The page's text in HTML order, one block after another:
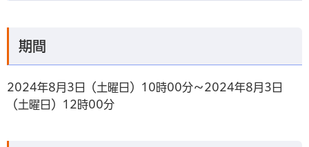
期間
2024年8月3日（土曜日）10時00分～2024年8月3日
（土曜日）12時00分